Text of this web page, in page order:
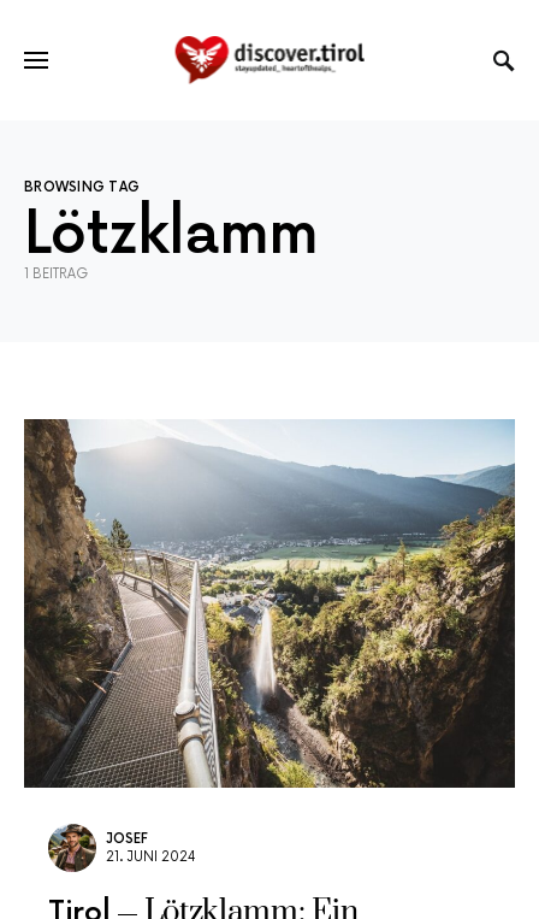
BROWSING TAG
Lötzklamm
1 BEITRAG
JOSEF
21. JUNI 2024